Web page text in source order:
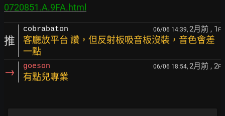
0720851.A.9FA.html
推
cobrabaton 06/06 14:39, 2月前 , 1 F
客廳放平台 讚，但反射板吸音板沒裝，音色會差
一點
→ goeson 06/06 18:54, 2月前 , 2F
有點兒專業